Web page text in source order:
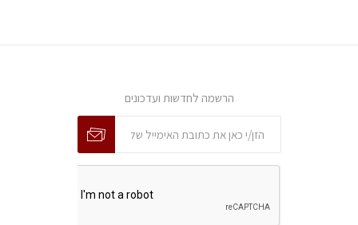
הרשמה לחדשות ועדכונים